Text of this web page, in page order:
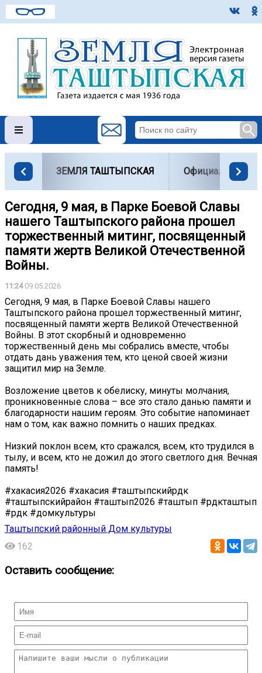
ЗЕМЛЯ ТАШТЫПСКАЯ Официально
Сегодня, 9 мая, в Парке Боевой Славы
нашего Таштыпского района прошел
торжественный митинг, посвященный
памяти жертв Великой Отечественной
Войны.
11:2409.05.2026
Сегодня, 9 мая, в Парке Боевой Славы нашего
Таштыпского района прошел торжественный митинг,
посвященный памяти жертв Великой Отечественной
Войны. В этот скорбный и одновременно
торжественный день мы собрались вместе, чтобы
отдать дань уважения тем, кто ценой своей жизни
защитил мир на Земле.
Возложение цветов к обелиску, минуты молчания,
проникновенные слова – все это стало данью памяти и
благодарности нашим героям. Это событие напоминает
нам о том, как важно помнить о наших предках.
Низкий поклон всем, кто сражался, всем, кто трудился в
тылу, и всем, кто не дожил до этого светлого дня. Вечная
память!
#хакасия2026 #хакасия #таштыпскийрдк
#таштыпскийрайон #таштып2026 #таштып #рдкташтып
#рдк #домкультуры
Таштыпский районный Дом культуры
162
Оставить сообщение: